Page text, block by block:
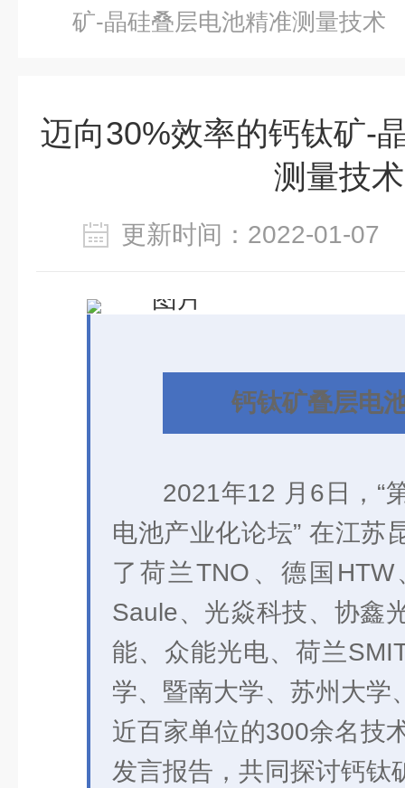
矿-晶硅叠层电池精准测量技术
迈向30%效率的钙钛矿-
测量技术
更新时间：2022-01-
钙钛矿叠层电
2021年12 月6日，“
电池产业化论坛” 在江苏
了荷兰TNO、德国
Saule、光焱科技、协鑫
能、众能光电、荷兰
学、暨南大学、苏州大学
近百家单位的300余名技
发言报告，共同探讨钙钛